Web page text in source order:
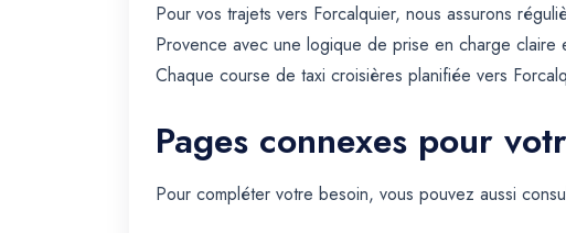
Pour vos trajets vers Forcalquier, nous assurons
Provence avec une logique de prise en charge claire
Chaque course de taxi croisières planifiée vers
Pages connexes pour
Pour compléter votre besoin, vous pouvez aussi